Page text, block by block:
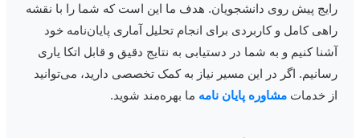
پیش روی دانشجویان. هدف ما این است که شما را با نقشه
کامل و کاربردی برای انجام تحلیل آماری پایان‌نامه خود
کنیم و به شما در دستیابی به نتایج دقیق و قابل اتکا یاری
اگر در این مسیر نیاز به کمک تخصصی دارید، می‌توانید
خدماتمشاوره پایان نامهما بهره‌مند شوید.